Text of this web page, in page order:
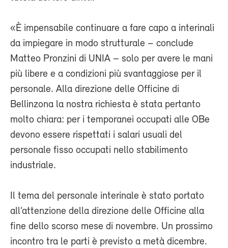
«È impensabile continuare a fare capo a interinali
da impiegare in modo strutturale – conclude
Matteo Pronzini di UNIA – solo per avere le mani
più libere e a condizioni più svantaggiose per il
personale. Alla direzione delle Officine di
Bellinzona la nostra richiesta è stata pertanto
molto chiara: per i temporanei occupati alle OBe
devono essere rispettati i salari usuali del
personale fisso occupati nello stabilimento
industriale.
Il tema del personale interinale è stato portato
all’attenzione della direzione delle Officine alla
fine dello scorso mese di novembre. Un prossimo
incontro tra le parti è previsto a metà dicembre.